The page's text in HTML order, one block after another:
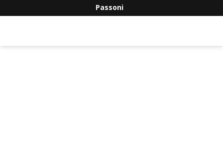
Passoni